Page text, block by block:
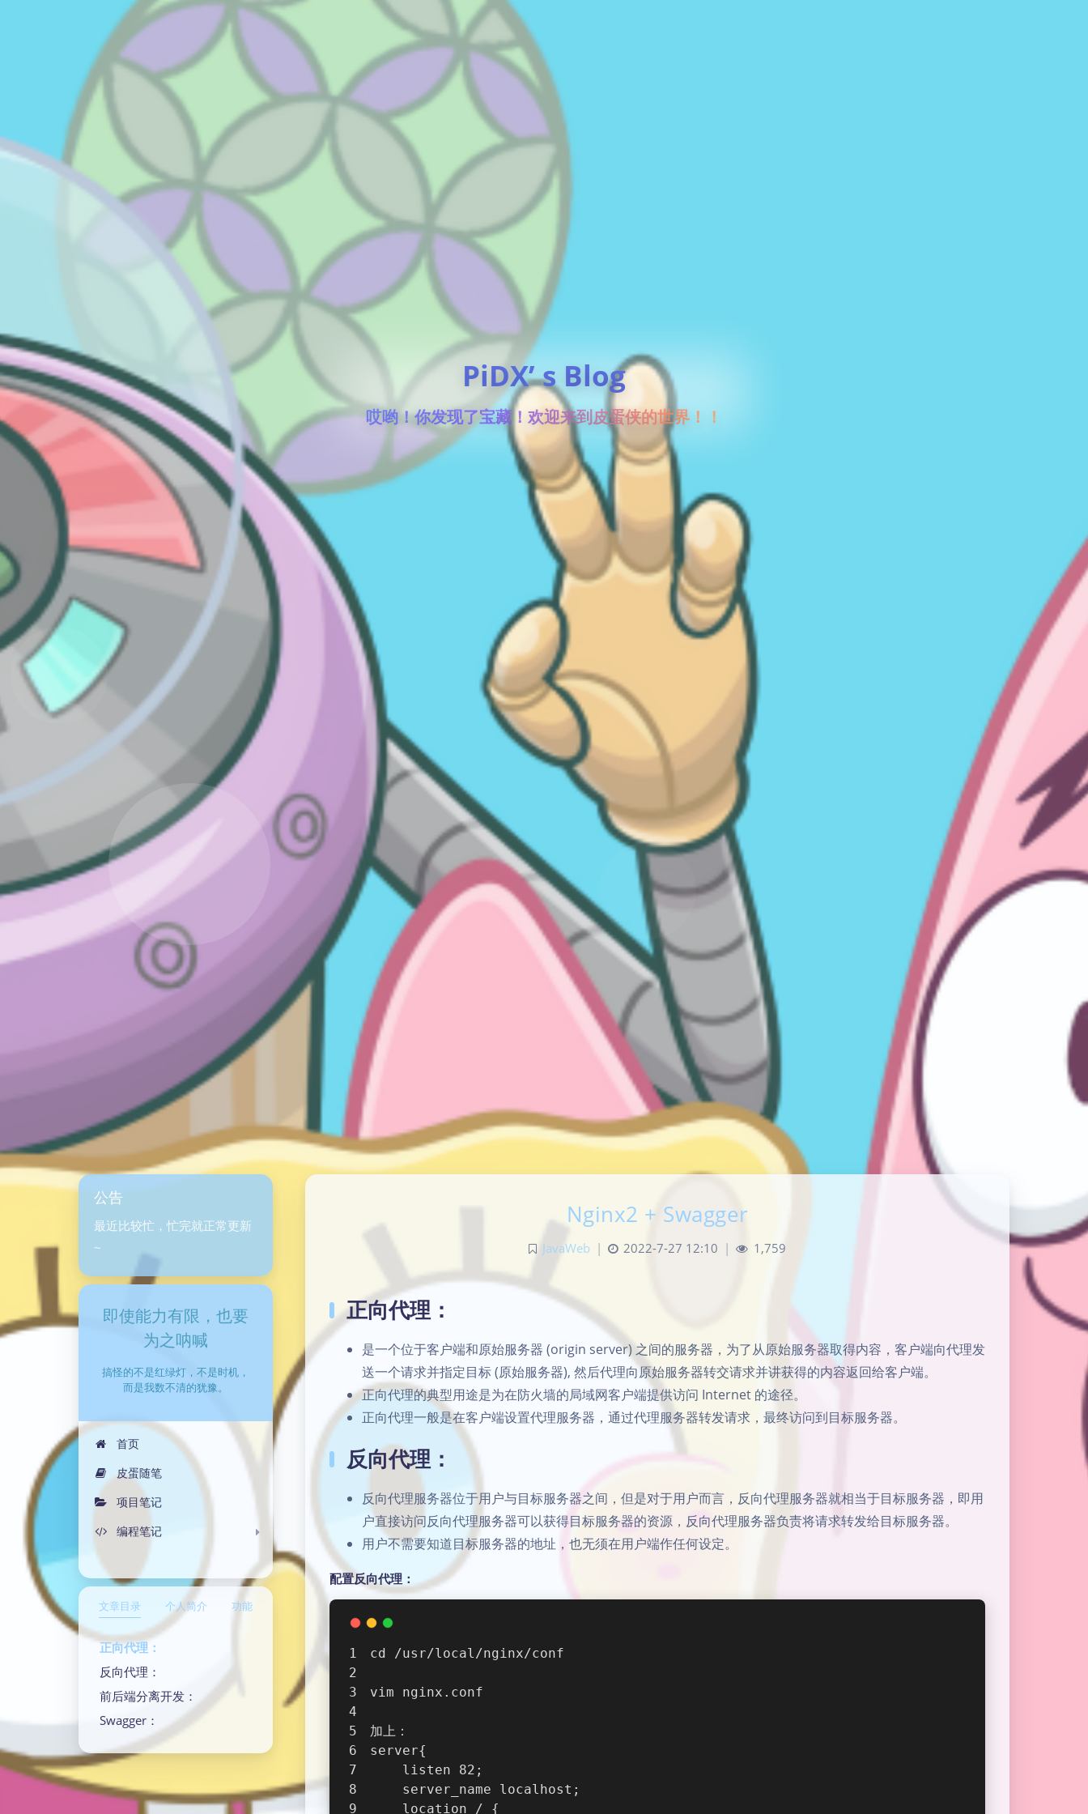
PiDX’ s Blog
哎哟！你发现了宝藏！欢迎来到皮蛋侠的世界！！
公告
最近比较忙，忙完就正常更新
~
即使能力有限，也要
为之呐喊
搞怪的不是红绿灯，不是时机，
而是我数不清的犹豫。
首页
皮蛋随笔
项目笔记
编程笔记
文章目录 个人简介 功能
正向代理：
反向代理：
前后端分离开发：
Swagger：
Nginx2 + Swagger
JavaWeb | 2022-7-27 12:10 | 1,759
正向代理：
是一个位于客户端和原始服务器 (origin server) 之间的服务器，为了从原始服务器取得内容，客户端向代理发
送一个请求并指定目标 (原始服务器), 然后代理向原始服务器转交请求并讲获得的内容返回给客户端。
正向代理的典型用途是为在防火墙的局域网客户端提供访问 Internet 的途径。
正向代理一般是在客户端设置代理服务器，通过代理服务器转发请求，最终访问到目标服务器。
反向代理：
反向代理服务器位于用户与目标服务器之间，但是对于用户而言，反向代理服务器就相当于目标服务器，即用
户直接访问反向代理服务器可以获得目标服务器的资源，反向代理服务器负责将请求转发给目标服务器。
用户不需要知道目标服务器的地址，也无须在用户端作任何设定。
配置反向代理：
cd /usr/local/nginx/conf
vim nginx.conf
加上：
server{
    listen 82;
    server_name localhost;
    location / {